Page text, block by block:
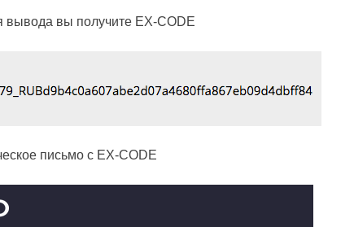
вывода вы получите EX-CODE
письмо с EX-CODE